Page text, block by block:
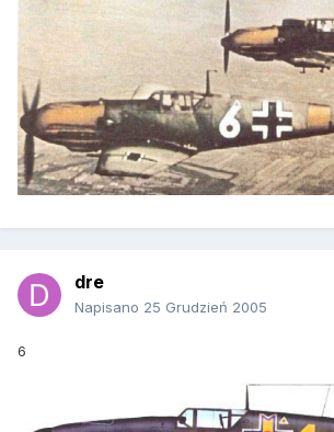
dre
Napisano 25 Grudzień 2005
6